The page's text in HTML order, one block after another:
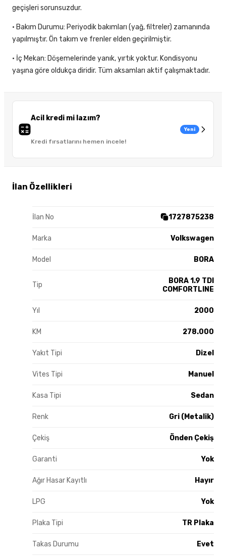
Acil kredi mi lazım?
Kredi fırsatlarını hemen incele!
Yeni
İlan Özellikleri
İlan No 1727875238
Marka Volkswagen
Model BORA
Tip
BORA 1.9 TDI
COMFORTLINE
Yıl 2000
KM 278.000
Yakıt Tipi Dizel
Vites Tipi Manuel
Kasa Tipi Sedan
Renk Gri (Metalik)
Çekiş Önden Çekiş
Garanti Yok
Ağır Hasar Kayıtlı Hayır
LPG Yok
Plaka Tipi TR Plaka
Takas Durumu Evet
geçişleri sorunsuzdur.
• Bakım Durumu: Periyodik bakımları (yağ, filtreler) zamanında
yapılmıştır. Ön takım ve frenler elden geçirilmiştir.
• İç Mekan: Döşemelerinde yanık, yırtık yoktur. Kondisyonu
yaşına göre oldukça diridir. Tüm aksamları aktif çalışmaktadır.